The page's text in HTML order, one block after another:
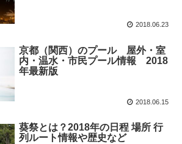
2018.06.23
京都（関西）のプール 屋外・室
内・温水・市民プール情報 2018
年最新版
2018.06.15
葵祭とは？2018年の日程 場所 行
列ルート情報や歴史など